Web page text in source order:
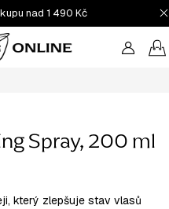
nad 1 490 Kč
Spray, 200 ml
který zlepšuje stav vlasů